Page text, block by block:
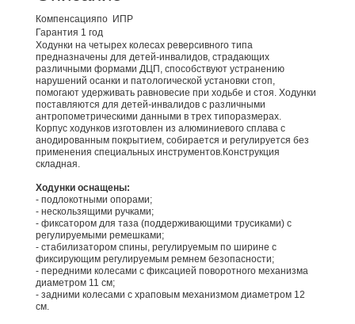
Компенсацияпо ИПР
Гарантия 1 год
Ходунки на четырех колесах реверсивного типа
предназначены для детей-инвалидов, страдающих
различными формами ДЦП, способствуют устранению
нарушений осанки и патологической установки стоп,
помогают удерживать равновесие при ходьбе и стоя. Ходунки
поставляются для детей-инвалидов с различными
антропометрическими данными в трех типоразмерах.
Корпус ходунков изготовлен из алюминиевого сплава с
анодированным покрытием, собирается и регулируется без
применения специальных инструментов.Конструкция
складная.
Ходунки оснащены:
- подлокотными опорами;
- нескользящими ручками;
- фиксатором для таза (поддерживающими трусиками) с
регулируемыми ремешками;
- стабилизатором спины, регулируемым по ширине с
фиксирующим регулируемым ремнем безопасности;
- передними колесами с фиксацией поворотного механизма
диаметром 11 см;
- задними колесами с храповым механизмом диаметром 12
см.